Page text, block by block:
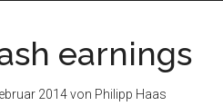
earnings
2014von Philipp Haas